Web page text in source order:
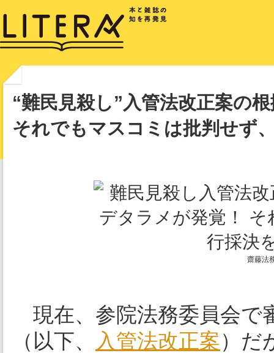
“難民見殺し”入管法改正案の
それでもマスコミは批判せず
齋藤法
現在、参院法務委員会で
（以下、
入管法改正案）だ